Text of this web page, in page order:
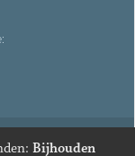
Bijhouden